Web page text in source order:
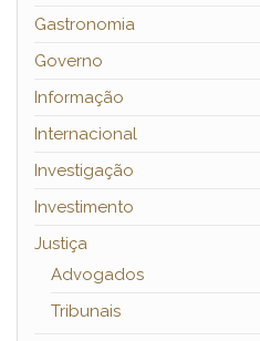
Gastronomia
Governo
Informação
Internacional
Investigação
Investimento
Justiça
Advogados
Tribunais